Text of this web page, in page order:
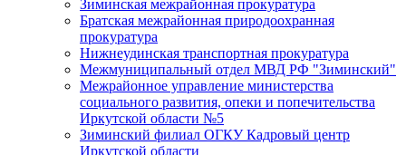
Зиминская межрайонная прокуратура
Братская межрайонная природоохранная
прокуратура
Нижнеудинская транспортная прокуратура
Межмуниципальный отдел МВД РФ "Зиминский"
Межрайонное управление министерства
социального развития, опеки и попечительства
Иркутской области №5
Зиминский филиал ОГКУ Кадровый центр
Иркутской области